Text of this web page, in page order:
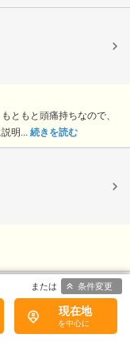
ともと頭痛持ちなので、
明... 続きを読む
現在地
条件変更